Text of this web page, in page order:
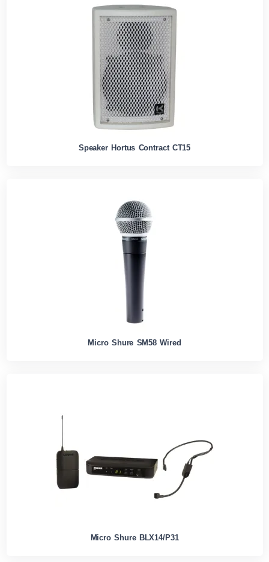
Speaker Hortus Contract CT15
Micro Shure SM58 Wired
Micro Shure BLX14/P31